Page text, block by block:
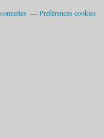
Préférences cookies